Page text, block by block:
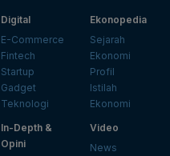
Digital
E-Commerce
Fintech
Startup
Gadget
Teknologi
Ekonopedia
Sejarah
Ekonomi
Profil
Istilah
Ekonomi
In-Depth &
Opini
Video
News